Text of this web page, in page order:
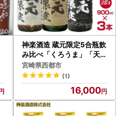
神楽酒造 蔵元限定5合瓶飲
み比べ「くろうま」「天孫
降臨」「黒麹天孫降臨」麦
・芋本格焼酎セット＜18-
43a＞
宮崎県西都市
(1)
16,000